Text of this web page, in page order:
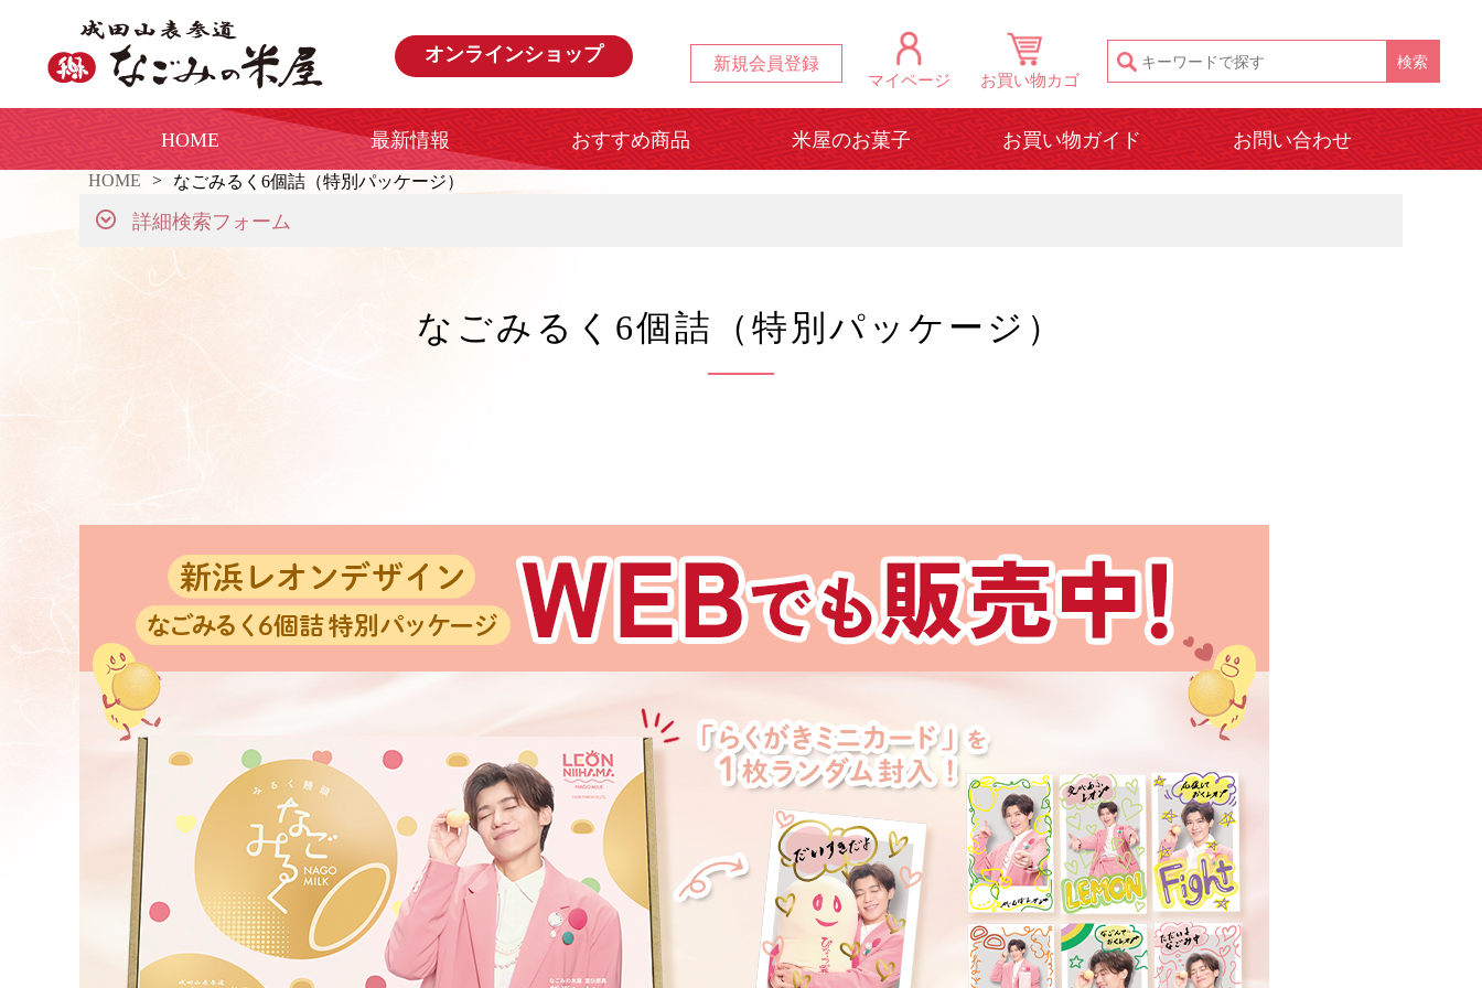
オンラインショップ
新規会員登録
マイページ
お買い物カゴ
HOME 最新情報 おすすめ商品 米屋のお菓子 お買い物ガイド お問い合わせ
HOME なごみるく6個詰（特別パッケージ）
詳細検索フォーム
なごみるく6個詰（特別パッケージ）